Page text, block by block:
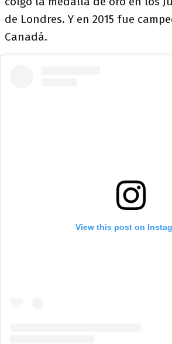
de Londres. Y en 2015 fue
Canadá.
View this post on